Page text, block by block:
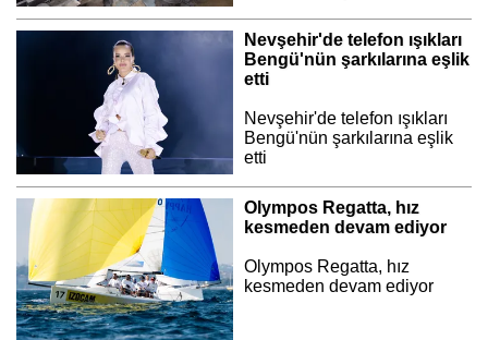
Nevşehir'de telefon ışıkları
Bengü'nün şarkılarına eşlik
etti
Nevşehir'de telefon ışıkları
Bengü'nün şarkılarına eşlik
etti
Olympos Regatta, hız
kesmeden devam ediyor
Olympos Regatta, hız
kesmeden devam ediyor